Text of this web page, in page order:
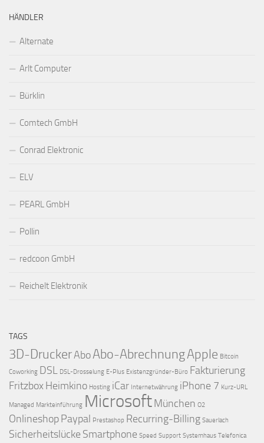
HÄNDLER
Alternate
Arlt Computer
Bürklin
Comtech GmbH
Conrad Elektronic
ELV
PEARL GmbH
Pollin
redcoon GmbH
Reichelt Elektronik
TAGS
3D-DruckerAboAbo-AbrechnungApple Bitcoin
Coworking DSL DSL-Drosselung E-Plus Existenzgründer-Büro Fakturierung
Fritzbox Heimkino Hosting iCar Internetwährung iPhone 7 Kurz-URL
Managed Markteinführung Microsoft München O2
Onlineshop Paypal Prestashop Recurring-Billing Sauerlach
Sicherheitslücke Smartphone Speed Support Systemhaus Telefonica